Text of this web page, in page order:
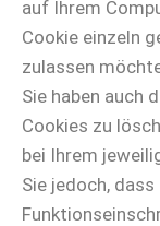
auf Ihrem
Cookie einzeln
zulassen
Sie haben auch
Cookies zu
bei Ihrem
Sie jedoch,